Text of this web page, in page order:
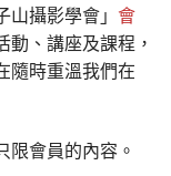
攝影學會」 會
動、講座及課程，
隨時重溫我們在
限會員的內容。